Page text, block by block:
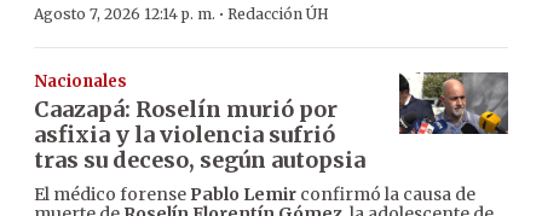
Agosto 7, 2026 12:14 p. m. · Redacción ÚH
Nacionales
Caazapá: Roselín murió por
asfixia y la violencia sufrió
tras su deceso, según autopsia
El médico forense Pablo Lemir confirmó la causa de